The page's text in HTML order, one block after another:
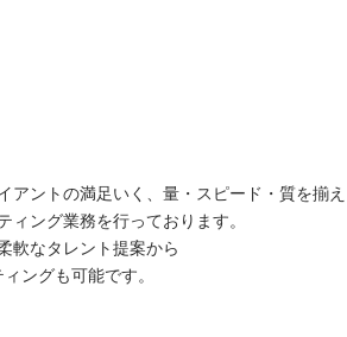
アントの満足いく、量・スピード・質を揃え
ング業務を行っております。
軟なタレント提案から
ングも可能です。